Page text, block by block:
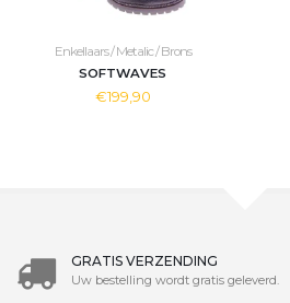
Enkellaars / Metalic / Brons
SOFTWAVES
€199,90
GRATIS VERZENDING
Uw bestelling wordt gratis geleverd.